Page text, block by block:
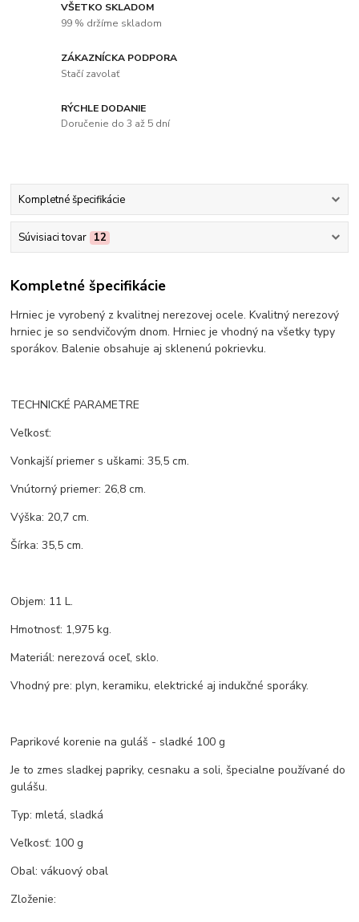
VŠETKO SKLADOM
99 % držíme skladom
ZÁKAZNÍCKA PODPORA
Stačí zavolať
RÝCHLE DODANIE
Doručenie do 3 až 5 dní
Kompletné špecifikácie
Súvisiaci tovar 12
Kompletné špecifikácie
Hrniec je vyrobený z kvalitnej nerezovej ocele. Kvalitný nerezový
hrniec je so sendvičovým dnom. Hrniec je vhodný na všetky typy
sporákov. Balenie obsahuje aj sklenenú pokrievku.
TECHNICKÉ PARAMETRE
Veľkosť:
Vonkajší priemer s uškami: 35,5 cm.
Vnútorný priemer: 26,8 cm.
Výška: 20,7 cm.
Šírka: 35,5 cm.
Objem: 11 L.
Hmotnosť: 1,975 kg.
Materiál: nerezová oceľ, sklo.
Vhodný pre: plyn, keramiku, elektrické aj indukčné sporáky.
Paprikové korenie na guláš - sladké 100 g
Je to zmes sladkej papriky, cesnaku a soli, špecialne používané do
gulášu.
Typ: mletá, sladká
Veľkosť: 100 g
Obal: vákuový obal
Zloženie: